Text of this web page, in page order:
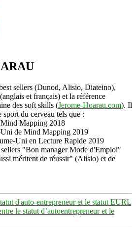
sellers (Dunod, Alisio, Diateino),
et français) et la référence
des soft skills (Jerome-Hoarau.com). Il
du cerveau tels que :
Mapping 2018
de Mind Mapping 2019
Uni en Lecture Rapide 2019
sellers "Bon manager Mode d'Emploi"
méritent de réussir" (Alisio) et de
d'auto-entrepreneur et le statut EURL
le statut d’autoentrepreneur et le